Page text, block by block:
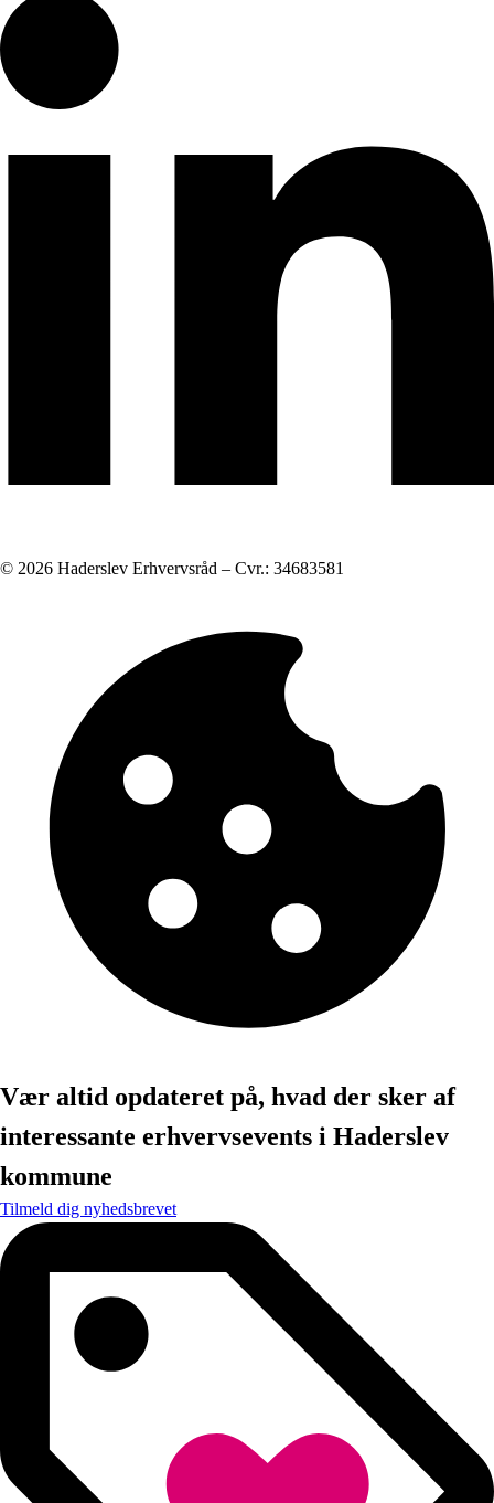
© 2026 Haderslev Erhvervsråd – Cvr.: 34683581
Vær altid opdateret på, hvad der sker af
interessante erhvervsevents i Haderslev
kommune
Tilmeld dig nyhedsbrevet